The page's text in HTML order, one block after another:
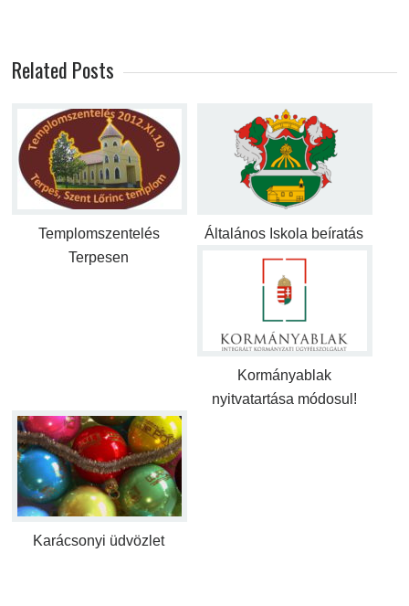
Related Posts
Templomszentelés
Terpesen
Általános Iskola beíratás
Kormányablak
nyitvatartása módosul!
Karácsonyi üdvözlet